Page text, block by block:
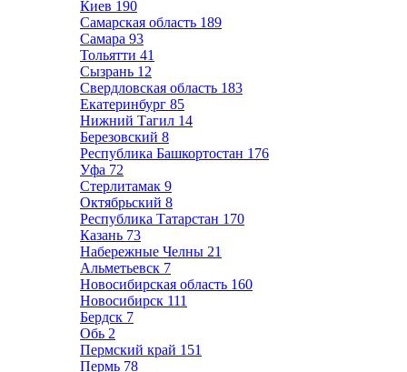
Киев 190
Самарская область 189
Самара 93
Тольятти 41
Сызрань 12
Свердловская область 183
Екатеринбург 85
Нижний Тагил 14
Березовский 8
Республика Башкортостан 176
Уфа 72
Стерлитамак 9
Октябрьский 8
Республика Татарстан 170
Казань 73
Набережные Челны 21
Альметьевск 7
Новосибирская область 160
Новосибирск 111
Бердск 7
Обь 2
Пермский край 151
Пермь 78